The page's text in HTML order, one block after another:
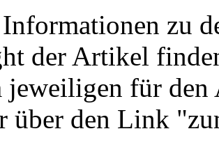
zu
der Artikel
jeweiligen für
über den Link